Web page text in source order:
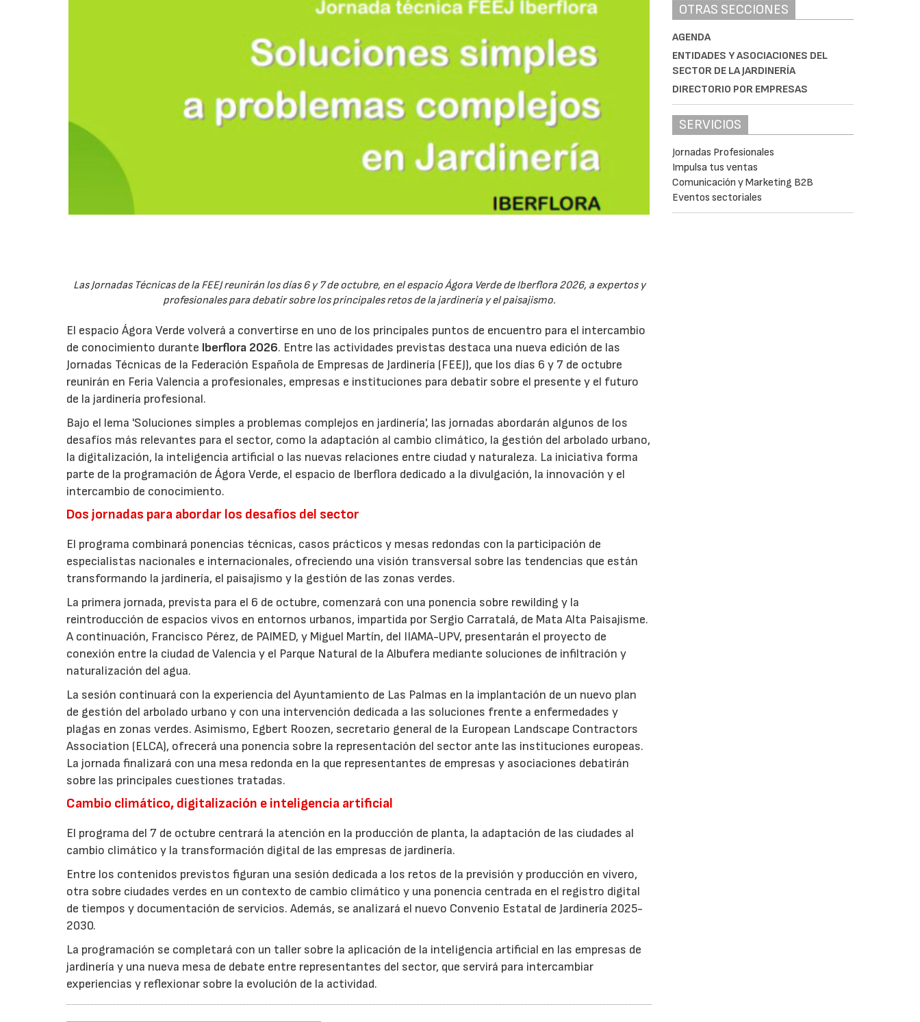
Las Jornadas Técnicas de la FEEJ reunirán los días 6 y 7 de octubre, en el espacio Ágora Verde de Iberflora 2026, a expertos y
profesionales para debatir sobre los principales retos de la jardinería y el paisajismo.
El espacio Ágora Verde volverá a convertirse en uno de los principales puntos de encuentro para el intercambio
de conocimiento durante Iberflora 2026. Entre las actividades previstas destaca una nueva edición de las
Jornadas Técnicas de la Federación Española de Empresas de Jardinería (FEEJ), que los días 6 y 7 de octubre
reunirán en Feria Valencia a profesionales, empresas e instituciones para debatir sobre el presente y el futuro
de la jardinería profesional.
Bajo el lema 'Soluciones simples a problemas complejos en jardinería', las jornadas abordarán algunos de los
desafíos más relevantes para el sector, como la adaptación al cambio climático, la gestión del arbolado urbano,
la digitalización, la inteligencia artificial o las nuevas relaciones entre ciudad y naturaleza. La iniciativa forma
parte de la programación de Ágora Verde, el espacio de Iberflora dedicado a la divulgación, la innovación y el
intercambio de conocimiento.
Dos jornadas para abordar los desafíos del sector
El programa combinará ponencias técnicas, casos prácticos y mesas redondas con la participación de
especialistas nacionales e internacionales, ofreciendo una visión transversal sobre las tendencias que están
transformando la jardinería, el paisajismo y la gestión de las zonas verdes.
La primera jornada, prevista para el 6 de octubre, comenzará con una ponencia sobre rewilding y la
reintroducción de espacios vivos en entornos urbanos, impartida por Sergio Carratalá, de Mata Alta Paisajisme.
A continuación, Francisco Pérez, de PAIMED, y Miguel Martín, del IIAMA-UPV, presentarán el proyecto de
conexión entre la ciudad de Valencia y el Parque Natural de la Albufera mediante soluciones de infiltración y
naturalización del agua.
La sesión continuará con la experiencia del Ayuntamiento de Las Palmas en la implantación de un nuevo plan
de gestión del arbolado urbano y con una intervención dedicada a las soluciones frente a enfermedades y
plagas en zonas verdes. Asimismo, Egbert Roozen, secretario general de la European Landscape Contractors
Association (ELCA), ofrecerá una ponencia sobre la representación del sector ante las instituciones europeas.
La jornada finalizará con una mesa redonda en la que representantes de empresas y asociaciones debatirán
sobre las principales cuestiones tratadas.
Cambio climático, digitalización e inteligencia artificial
El programa del 7 de octubre centrará la atención en la producción de planta, la adaptación de las ciudades al
cambio climático y la transformación digital de las empresas de jardinería.
Entre los contenidos previstos figuran una sesión dedicada a los retos de la previsión y producción en vivero,
otra sobre ciudades verdes en un contexto de cambio climático y una ponencia centrada en el registro digital
de tiempos y documentación de servicios. Además, se analizará el nuevo Convenio Estatal de Jardinería 2025-
2030.
La programación se completará con un taller sobre la aplicación de la inteligencia artificial en las empresas de
jardinería y una nueva mesa de debate entre representantes del sector, que servirá para intercambiar
experiencias y reflexionar sobre la evolución de la actividad.
OTRAS SECCIONES
AGENDA
ENTIDADES Y ASOCIACIONES DEL
SECTOR DE LA JARDINERÍA
DIRECTORIO POR EMPRESAS
SERVICIOS
Jornadas Profesionales
Impulsa tus ventas
Comunicación y Marketing B2B
Eventos sectoriales